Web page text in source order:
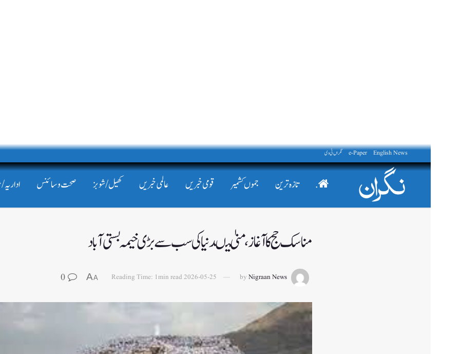
English News
e-Paper نگراں ٹی وی
. تازہ ترین جموں کشمیر قومی خبریں عالمی خبریں کھیل/شوبز صحت و سائنس
مناسک حج کا آغاز، منیٰ میںدنیا کی سب سے بڑی خیمہ بستی آباد
by Nigraan News
2026-05-25
Reading Time: 1min read
A
A